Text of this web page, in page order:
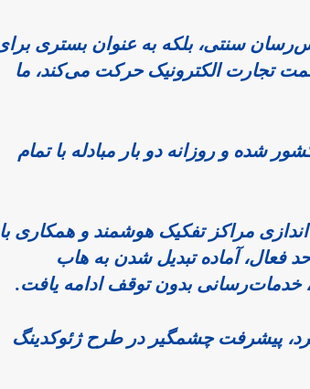
شده و روزانه دو بار مبادله با تمام
مراکز تفکیک هوشمند و همکاری با
دانش‌بنیان خبر داد. پست اصفهان، با ۱۳۶ واحد فعال، آماده تبدیل شدن به هاب